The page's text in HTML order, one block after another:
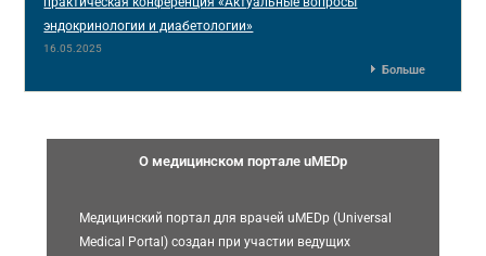
эндокринологии и диабетологии»
16.05.2025
Больше
О медицинском портале uMEDp
Медицинский портал для врачей uMEDp (Universal
Medical Portal) создан при участии ведущих